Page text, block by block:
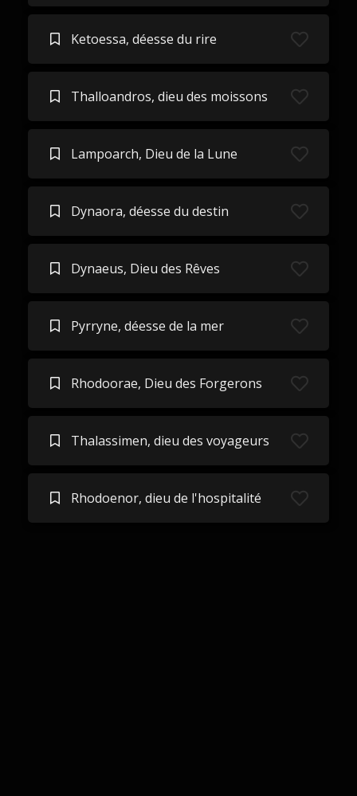
Ketoessa, déesse du rire
Thalloandros, dieu des moissons
Lampoarch, Dieu de la Lune
Dynaora, déesse du destin
Dynaeus, Dieu des Rêves
Pyrryne, déesse de la mer
Rhodoorae, Dieu des Forgerons
Thalassimen, dieu des voyageurs
Rhodoenor, dieu de l'hospitalité